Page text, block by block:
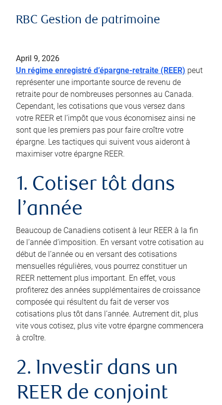
RBC Gestion de patrimoine
April 9, 2026
Un régime enregistré d’épargne-retraite (REER) peut
représenter une importante source de revenu de
retraite pour de nombreuses personnes au Canada.
Cependant, les cotisations que vous versez dans
votre REER et l’impôt que vous économisez ainsi ne
sont que les premiers pas pour faire croître votre
épargne. Les tactiques qui suivent vous aideront à
maximiser votre épargne REER.
1. Cotiser tôt dans
l’année
Beaucoup de Canadiens cotisent à leur REER à la fin
de l’année d’imposition. En versant votre cotisation au
début de l’année ou en versant des cotisations
mensuelles régulières, vous pourrez constituer un
REER nettement plus important. En effet, vous
profiterez des années supplémentaires de croissance
composée qui résultent du fait de verser vos
cotisations plus tôt dans l’année. Autrement dit, plus
vite vous cotisez, plus vite votre épargne commencera
à croître.
2. Investir dans un
REER de conjoint